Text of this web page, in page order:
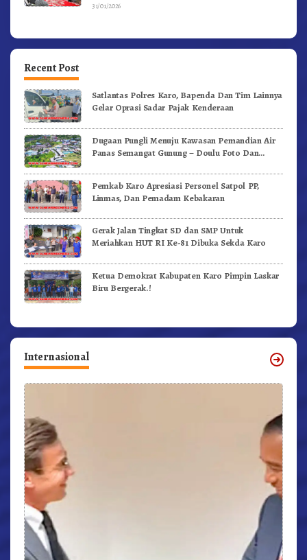
31/01/2026
Recent Post
Satlantas Polres Karo, Bapenda Dan Tim Lainnya
Gelar Oprasi Sadar Pajak Kenderaan
Dugaan Pungli Menuju Kawasan Pemandian Air
Panas Semangat Gunung – Doulu Foto Dan
Pemkab Karo Apresiasi Personel Satpol PP,
Linmas, Dan Pemadam Kebakaran
Gerak Jalan Tingkat SD dan SMP Untuk
Meriahkan HUT RI Ke-81 Dibuka Sekda Karo
Ketua Demokrat Kabupaten Karo Pimpin Laskar
Biru Bergerak.!
Internasional